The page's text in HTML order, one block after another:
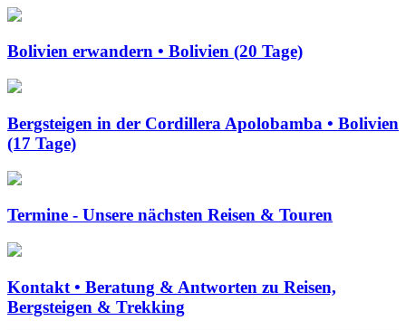
Bolivien erwandern • Bolivien (20 Tage)
Bergsteigen in der Cordillera Apolobamba • Bolivien
(17 Tage)
Termine - Unsere nächsten Reisen & Touren
Kontakt • Beratung & Antworten zu Reisen,
Bergsteigen & Trekking